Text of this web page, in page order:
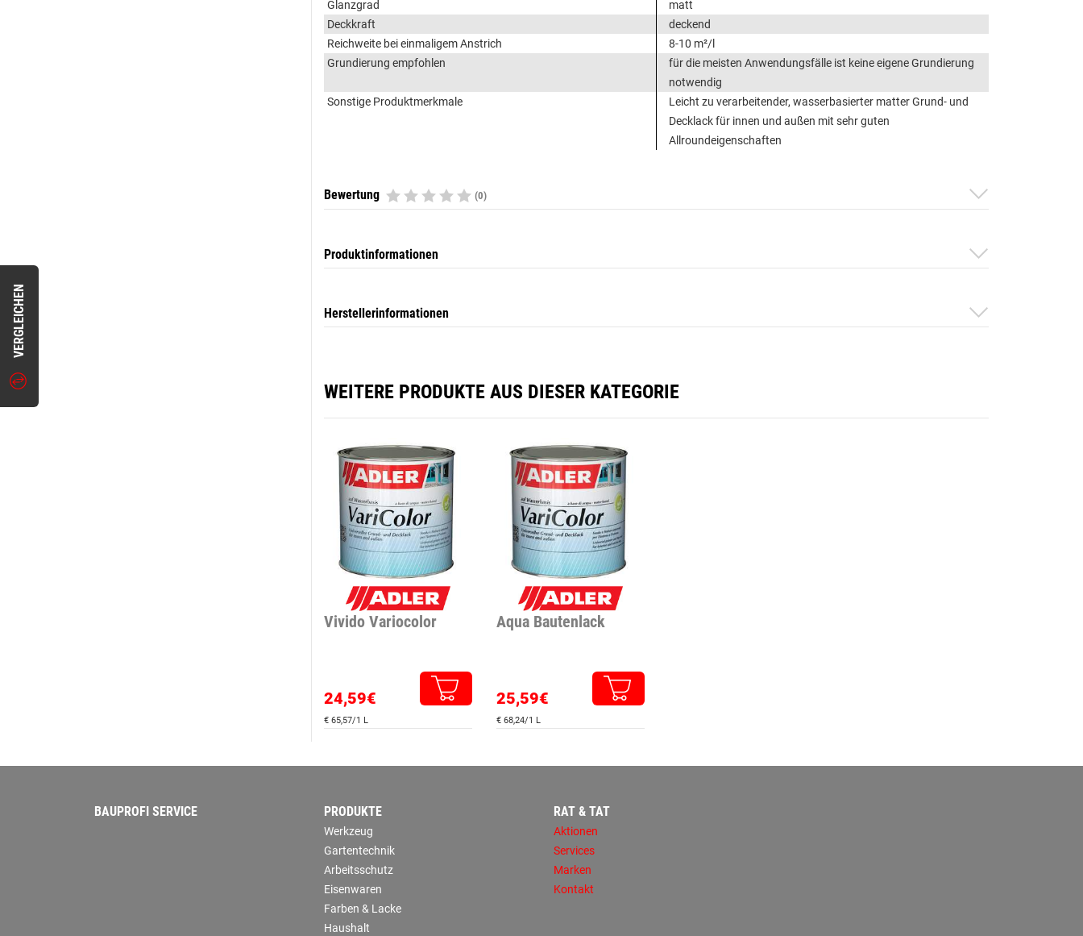
VERGLEICHEN
Glanzgrad
matt
Deckkraft
deckend
Reichweite bei einmaligem Anstrich
8-10 m²/l
Grundierung empfohlen
für die meisten Anwendungsfälle ist keine eigene Grundierung
notwendig
Sonstige Produktmerkmale
Leicht zu verarbeitender, wasserbasierter matter Grund- und
Decklack für innen und außen mit sehr guten
Allroundeigenschaften
Bewertung (0)
Produktinformationen
Herstellerinformationen
WEITERE PRODUKTE AUS DIESER KATEGORIE
Vivido Variocolor
24,59€
€ 65,57/1 L
Aqua Bautenlack
25,59€
€ 68,24/1 L
BAUPROFI SERVICE PRODUKTE
Werkzeug
Gartentechnik
Arbeitsschutz
Eisenwaren
Farben & Lacke
Haushalt
RAT & TAT
Aktionen
Services
Marken
Kontakt